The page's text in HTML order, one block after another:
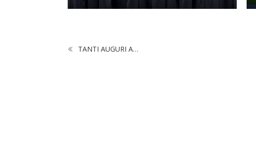
TANTI AUGURI A…